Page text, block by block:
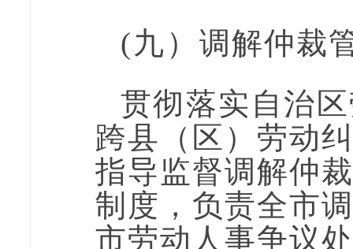
(九） 调解仲裁
贯彻落实自治
跨县 （区）劳动
指导监督调解仲
制度，负责全市
市劳动人事争议